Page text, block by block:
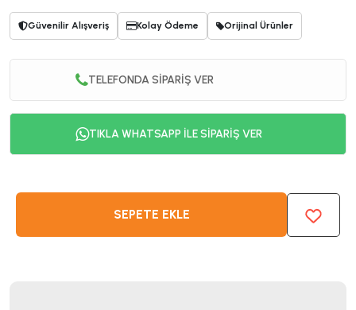
Güvenilir Alışveriş Kolay Ödeme Orijinal Ürünler
TELEFONDA SİPARİŞ VER
TIKLA WHATSAPP İLE SİPARİŞ VER
SEPETE EKLE